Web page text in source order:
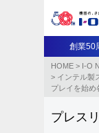
創業50
HOME > I-O
> インテル製
プレイを始め
プレス